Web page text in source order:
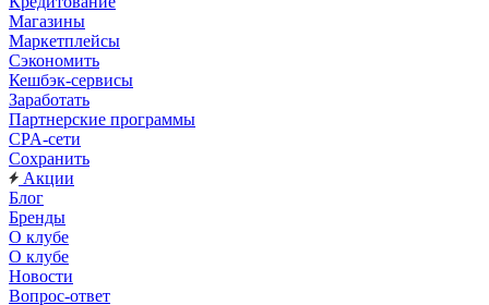
Магазины
Маркетплейсы
Сэкономить
Кешбэк-сервисы
Заработать
Партнерские программы
CPA-сети
Сохранить
Акции
Блог
Бренды
О клубе
О клубе
Новости
Вопрос-ответ